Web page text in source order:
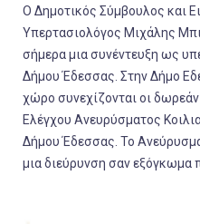
Ο Δημοτικός Σύμβουλος και
Υπερτασιολόγος Μιχάλης
σήμερα μια συνέντευξη ως
Δήμου Έδεσσας. Στην Δήμο
χώρο συνεχίζονται οι
Ελέγχου Ανευρύσματος
Δήμου Έδεσσας. Το
μια διεύρυνση σαν εξόγκωμα